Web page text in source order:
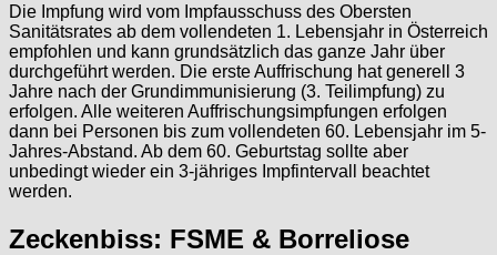
Die Impfung wird vom Impfausschuss des Obersten
Sanitätsrates ab dem vollendeten 1. Lebensjahr in Österreich
empfohlen und kann grundsätzlich das ganze Jahr über
durchgeführt werden. Die erste Auffrischung hat generell 3
Jahre nach der Grundimmunisierung (3. Teilimpfung) zu
erfolgen. Alle weiteren Auffrischungsimpfungen erfolgen
dann bei Personen bis zum vollendeten 60. Lebensjahr im 5-
Jahres-Abstand. Ab dem 60. Geburtstag sollte aber
unbedingt wieder ein 3-jähriges Impfintervall beachtet
werden.
Zeckenbiss: FSME & Borreliose